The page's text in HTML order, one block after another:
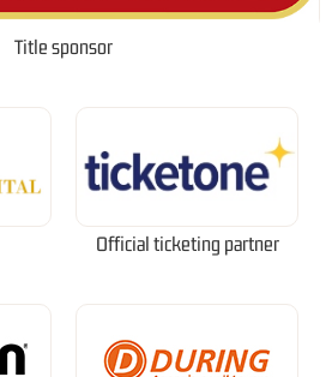
Title sponsor
Official ticketing partner